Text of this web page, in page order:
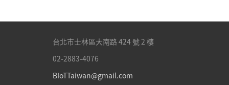
台北市士林區大南路 424 號 2 樓
02-2883-4076
BIoTTaiwan@gmail.com